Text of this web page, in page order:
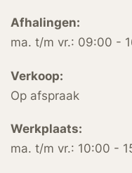
Afhalingen:
ma. t/m vr.: 09:00 -
Verkoop:
Op afspraak
Werkplaats:
ma. t/m vr.: 10:00 -